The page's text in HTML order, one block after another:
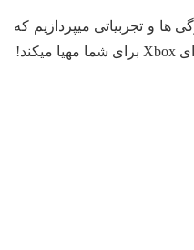
تجربیاتی میپردازیم که